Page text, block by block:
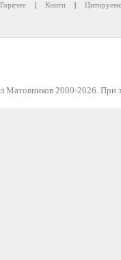
Горячее | Книги |
2000-2026. При